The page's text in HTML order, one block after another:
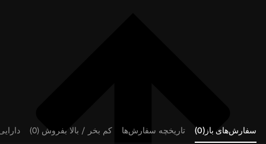
سفارش‌های باز(0) تاریخچه سفارش‌ها کم بخر / بالا بفروش (0)